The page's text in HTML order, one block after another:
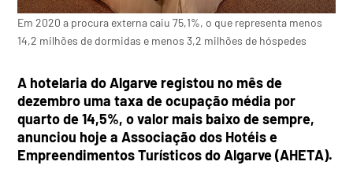
Em 2020 a procura externa caiu 75,1%, o que representa menos
14,2 milhões de dormidas e menos 3,2 milhões de hóspedes
A hotelaria do Algarve registou no mês de
dezembro uma taxa de ocupação média por
quarto de 14,5%, o valor mais baixo de sempre,
anunciou hoje a Associação dos Hotéis e
Empreendimentos Turísticos do Algarve (AHETA).